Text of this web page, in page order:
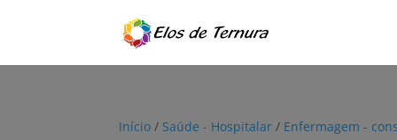
Início / Saúde - Hospitalar / Enfermagem -